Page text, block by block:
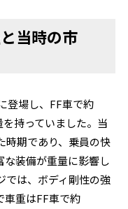
当時の市
登場し、FF車で約
持っていました。当
時期であり、乗員の快
な装備が重量に影響し
では、ボディ剛性の強
車重はFF車で約